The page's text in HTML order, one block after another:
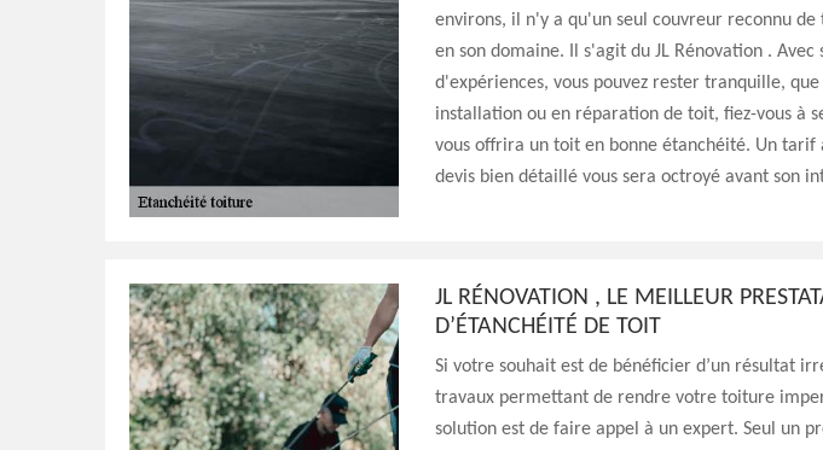
environs, il n'y a qu'un seul couvreur reconnu de
en son domaine. Il s'agit du JL Rénovation . Avec
d'expériences, vous pouvez rester tranquille,
installation ou en réparation de toit, fiez-vous à
vous offrira un toit en bonne étanchéité. Un tarif
devis bien détaillé vous sera octroyé avant son
JL RÉNOVATION , LE MEILLEUR
D’ÉTANCHÉITÉ DE TOIT
Si votre souhait est de bénéficier d’un résultat
travaux permettant de rendre votre toiture
solution est de faire appel à un expert. Seul un